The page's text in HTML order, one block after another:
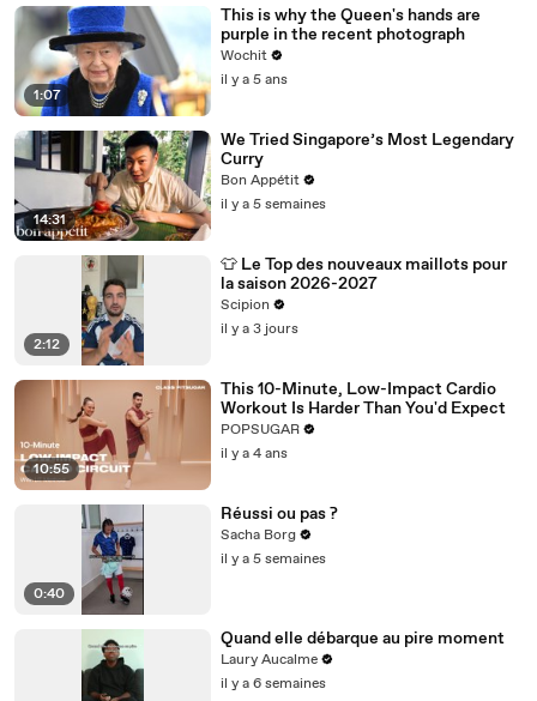
1:07
This is why the Queen's hands are
purple in the recent photograph
Wochit
il y a 5 ans
14:31
We Tried Singapore’s Most Legendary
Curry
Bon Appétit
il y a 5 semaines
2:12
👕 Le Top des nouveaux maillots pour
la saison 2026-2027
Scipion
il y a 3 jours
10:55
This 10-Minute, Low-Impact Cardio
Workout Is Harder Than You'd Expect
POPSUGAR
il y a 4 ans
0:40
Réussi ou pas ?
Sacha Borg
il y a 5 semaines
Quand elle débarque au pire moment
Laury Aucalme
il y a 6 semaines